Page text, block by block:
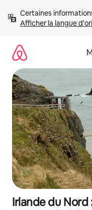
directement
Afficher la langue
Irlande du Nord